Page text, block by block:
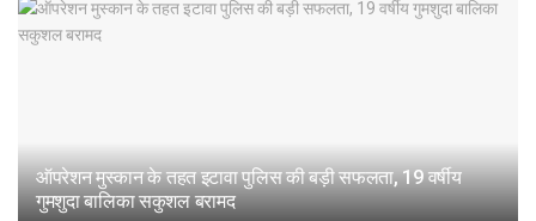
ऑपरेशन मुस्कान के तहत इटावा पुलिस की बड़ी सफलता, 19 वर्षीय
गुमशुदा बालिका सकुशल बरामद